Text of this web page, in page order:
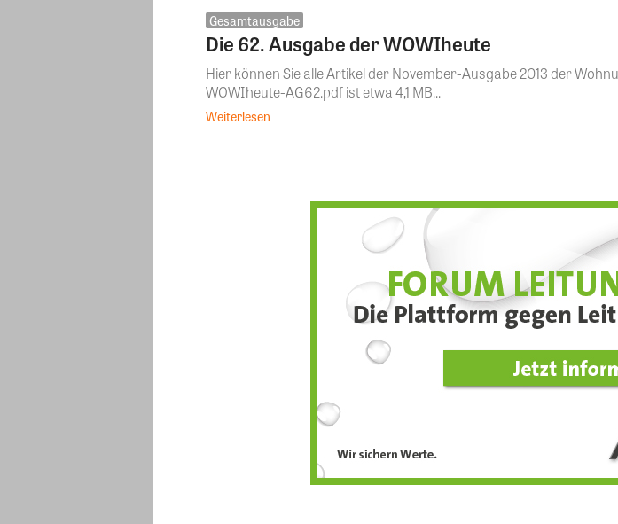
Gesamtausgabe
Die 62. Ausgabe der WOWIheute
Hier können Sie alle Artikel der November-Ausgabe 2013 der
WOWIheute-AG62.pdf ist etwa 4,1 MB...
Weiterlesen